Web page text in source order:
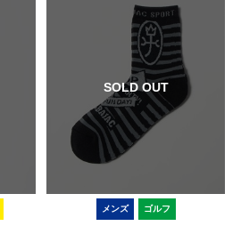
SOLD OUT
メンズ ゴルフ